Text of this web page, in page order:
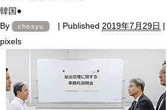
韓国●
By
chosyu | Published 2019年7月29日 |
pixels